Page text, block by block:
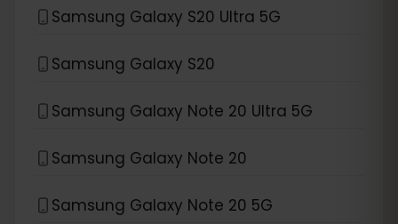
Samsung Galaxy S20 Ultra 5G
Samsung Galaxy S20
Samsung Galaxy Note 20 Ultra 5G
Samsung Galaxy Note 20
Samsung Galaxy Note 20 5G